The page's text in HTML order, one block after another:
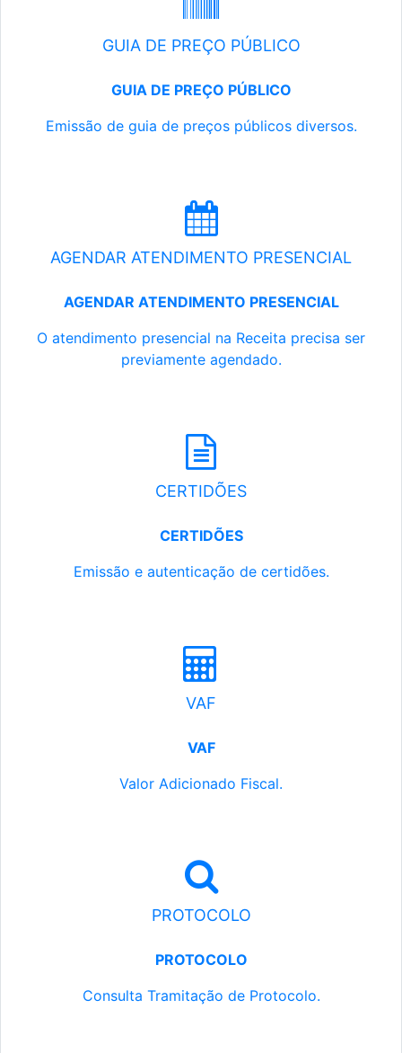
GUIA DE PREÇO PÚBLICO
GUIA DE PREÇO PÚBLICO
Emissão de guia de preços públicos diversos.
AGENDAR ATENDIMENTO PRESENCIAL
AGENDAR ATENDIMENTO PRESENCIAL
O atendimento presencial na Receita precisa ser
previamente agendado.
CERTIDÕES
CERTIDÕES
Emissão e autenticação de certidões.
VAF
VAF
Valor Adicionado Fiscal.
PROTOCOLO
PROTOCOLO
Consulta Tramitação de Protocolo.